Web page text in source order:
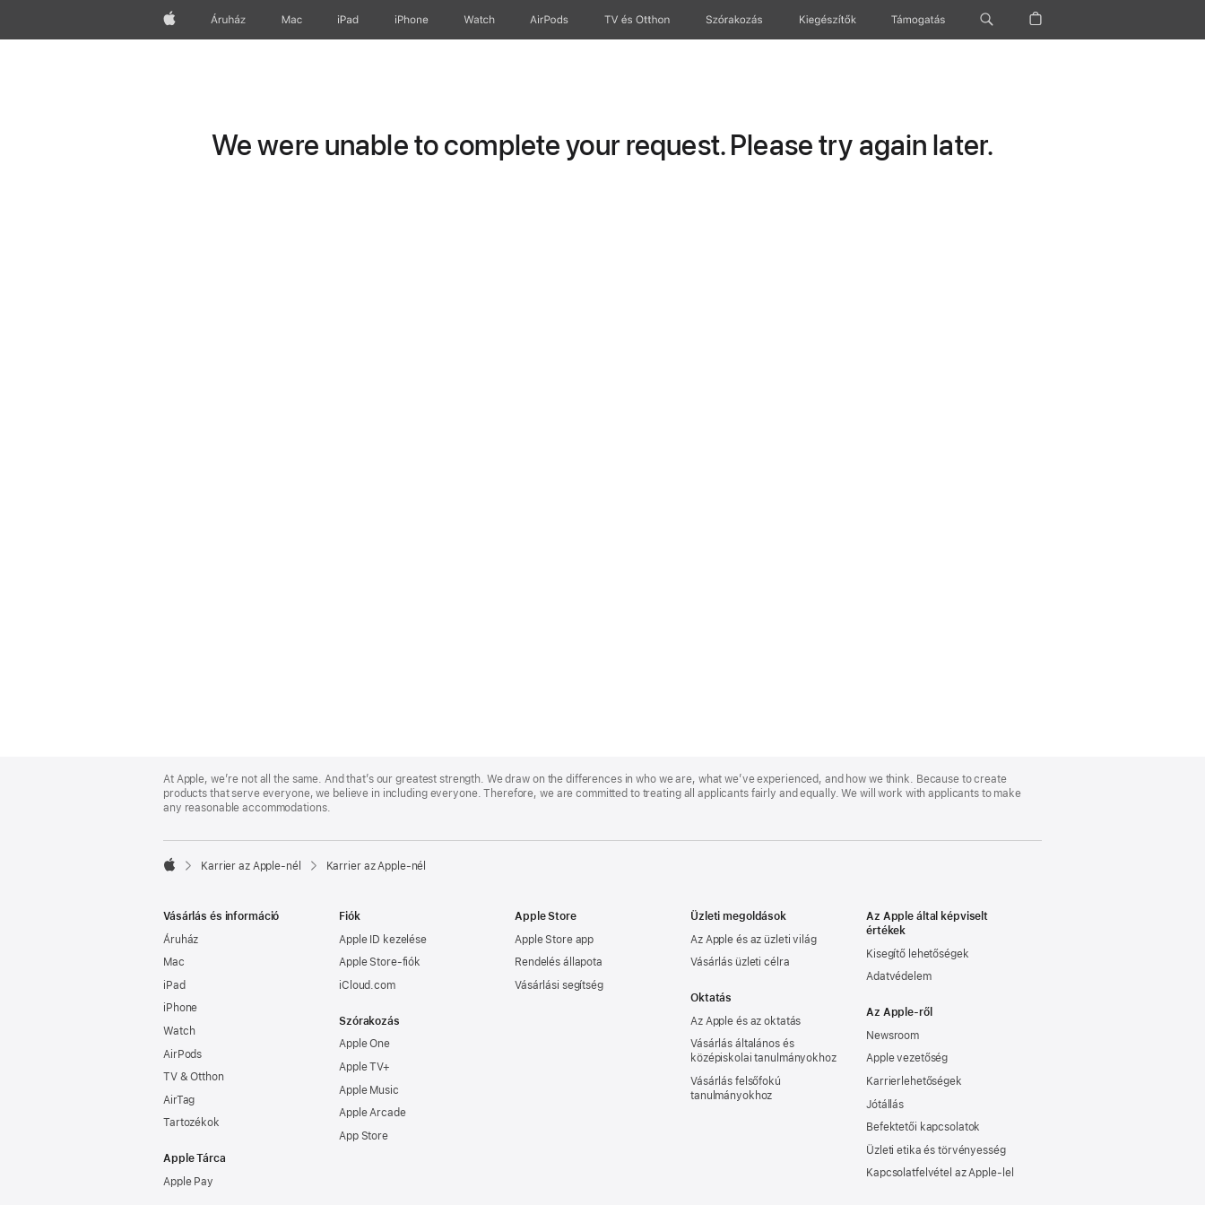
AppleÁruház Mac iPad iPhone Watch AirPods TV és Otthon Szórakozás Kiegészítők Támogatás
We were unable to complete your request. Please try again later.
Footer
At Apple, we’re not all the same. And that’s our greatest strength. We draw on the differences in who we are, what we’ve experienced, and how we think. Because to create
products that serve everyone, we believe in including everyone. Therefore, we are committed to treating all applicants fairly and equally. We will work with applicants to make
any reasonable accommodations.

Karrier az Apple‑nél Karrier az Apple‑nél
Vásárlás és információ
Áruház
Mac
iPad
iPhone
Watch
AirPods
TV & Otthon
AirTag
Tartozékok
Apple Tárca
Apple Pay
Fiók
Apple ID kezelése
Apple Store-fiók
iCloud.com
Szórakozás
Apple One
Apple TV+
Apple Music
Apple Arcade
App Store
Apple Store
Apple Store app
Rendelés állapota
Vásárlási segítség
Üzleti megoldások
Az Apple és az üzleti világ
Vásárlás üzleti célra
Oktatás
Az Apple és az oktatás
Vásárlás általános és
középiskolai tanulmányokhoz
Vásárlás felsőfokú
tanulmányokhoz
Az Apple által képviselt
értékek
Kisegítő lehetőségek
Adatvédelem
Az Apple-ről
Newsroom
Apple vezetőség
Karrierlehetőségek
Jótállás
Befektetői kapcsolatok
Üzleti etika és törvényesség
Kapcsolatfelvétel az Apple-lel